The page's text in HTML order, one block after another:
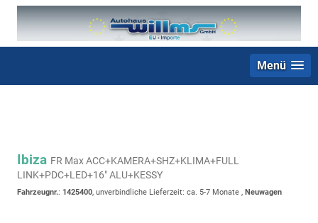
Menü
Ibiza FR Max ACC+KAMERA+SHZ+KLIMA+FULL
LINK+PDC+LED+16" ALU+KESSY
Fahrzeugnr.: 1425400, unverbindliche Lieferzeit: ca. 5-7 Monate , Neuwagen